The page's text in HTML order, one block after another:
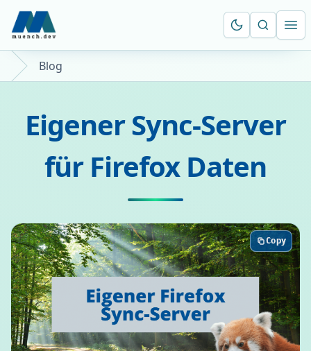
Suche
Blog
Eigener Sync-Server
für Firefox Daten
Copy
Copy
Copy
Copy